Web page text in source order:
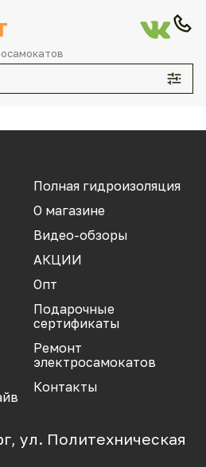
Полная гидроизоляция
О магазине
Видео-обзоры
АКЦИИ
Опт
Подарочные
сертификаты
Ремонт
электросамокатов
Контакты
ул. Политехническая